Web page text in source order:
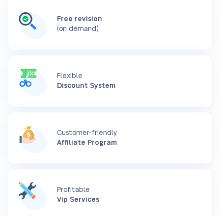
Free revision
(on demand)
Flexible
Discount System
Customer-friendly
Affiliate Program
Profitable
Vip Services